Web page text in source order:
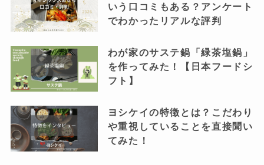
いう口コミもある？アンケート
でわかったリアルな評判
わが家のサステ鍋「緑茶塩鍋」
を作ってみた！【日本フードシ
フト】
ヨシケイの特徴とは？こだわり
や重視していることを直接聞い
てみた！